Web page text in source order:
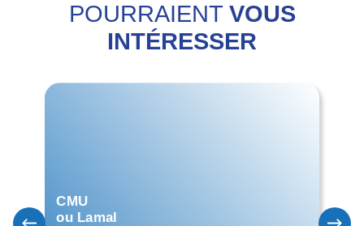
POURRAIENT VOUS
INTÉRESSER
CMU
ou Lamal